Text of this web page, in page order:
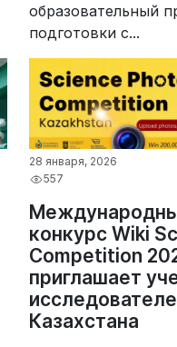
образовательный
подготовки с...
28 января, 2026
557
конкурс Wiki
Competition
приглашает
Казахстана